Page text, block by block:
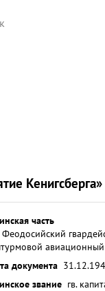
Кенигсберга»
часть
Феодосийский
документа
звание гв.